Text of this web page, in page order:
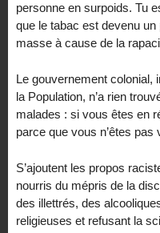
personne en surpoids. Tu
que le tabac est devenu
masse à cause de la
Le gouvernement colonial,
la Population, n’a rien
malades : si vous êtes en
parce que vous n’êtes
S’ajoutent les propos
nourris du mépris de la
des illettrés, des
religieuses et refusant la